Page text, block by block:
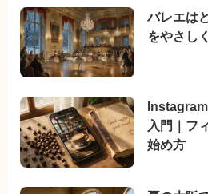
バレエは
をやさし
入門｜フ
始め方